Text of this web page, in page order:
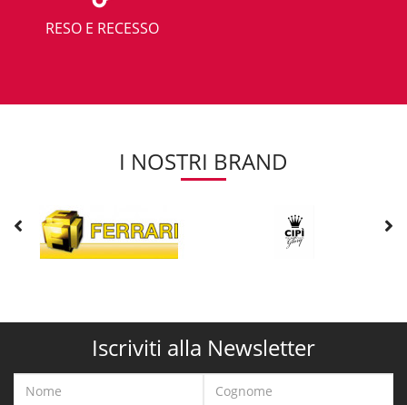
RESO E RECESSO
I NOSTRI BRAND
Iscriviti alla Newsletter